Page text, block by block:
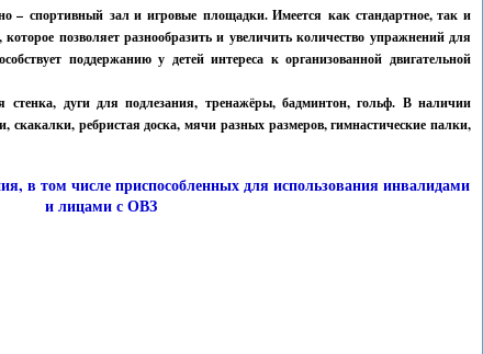
спортивный зал и игровые площадки. Имеется как стандартное, так и
которое позволяет разнообразить и увеличить количество упражнений для
поддержанию у детей интереса к организованной двигательной
стенка, дуги для подлезания, тренажёры, бадминтон, гольф. В наличии
скакалки, ребристая доска, мячи разных размеров, гимнастические палки,
в том числе приспособленных для использования инвалидами
и лицами с ОВЗ